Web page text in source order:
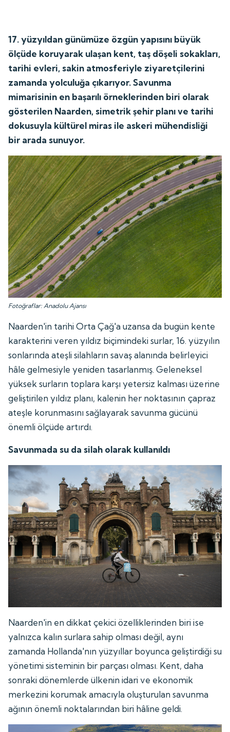
17. yüzyıldan günümüze özgün yapısını büyük
ölçüde koruyarak ulaşan kent, taş döşeli sokakları,
tarihi evleri, sakin atmosferiyle ziyaretçilerini
zamanda yolculuğa çıkarıyor. Savunma
mimarisinin en başarılı örneklerinden biri olarak
gösterilen Naarden, simetrik şehir planı ve tarihi
dokusuyla kültürel miras ile askeri mühendisliği
bir arada sunuyor.
Fotoğraflar: Anadolu Ajansı
Naarden'in tarihi Orta Çağ'a uzansa da bugün kente
karakterini veren yıldız biçimindeki surlar, 16. yüzyılın
sonlarında ateşli silahların savaş alanında belirleyici
hâle gelmesiyle yeniden tasarlanmış. Geleneksel
yüksek surların toplara karşı yetersiz kalması üzerine
geliştirilen yıldız planı, kalenin her noktasının çapraz
ateşle korunmasını sağlayarak savunma gücünü
önemli ölçüde artırdı.
Savunmada su da silah olarak kullanıldı
Naarden'in en dikkat çekici özelliklerinden biri ise
yalnızca kalın surlara sahip olması değil, aynı
zamanda Hollanda'nın yüzyıllar boyunca geliştirdiği su
yönetimi sisteminin bir parçası olması. Kent, daha
sonraki dönemlerde ülkenin idari ve ekonomik
merkezini korumak amacıyla oluşturulan savunma
ağının önemli noktalarından biri hâline geldi.